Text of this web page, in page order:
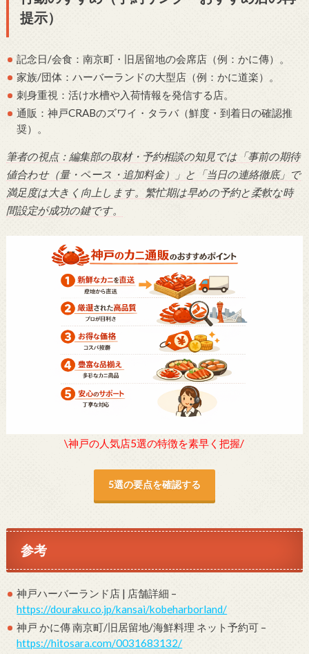
提示）
記念日/会食：南京町・旧居留地の会席店（例：かに傳）。
家族/団体：ハーバーランドの大型店（例：かに道楽）。
刺身重視：活け水槽や入荷情報を発信する店。
通販：神戸CRABのズワイ・タラバ（鮮度・到着日の確認推
奨）。
筆者の視点：編集部の取材・予約相談の知見では「事前の期待
値合わせ（量・ペース・追加料金）」と「当日の連絡徹底」で
満足度は大きく向上します。繁忙期は早めの予約と柔軟な時
間設定が成功の鍵です。
\神戸の人気店5選の特徴を素早く把握/
5選の要点を確認する
参考
神戸ハーバーランド店 | 店舗詳細 –
https://douraku.co.jp/kansai/kobeharborland/
神戸 かに傳 南京町/旧居留地/海鮮料理 ネット予約可 –
https://hitosara.com/0031683132/